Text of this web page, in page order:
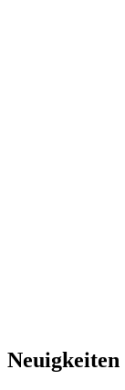
Neuigkeiten